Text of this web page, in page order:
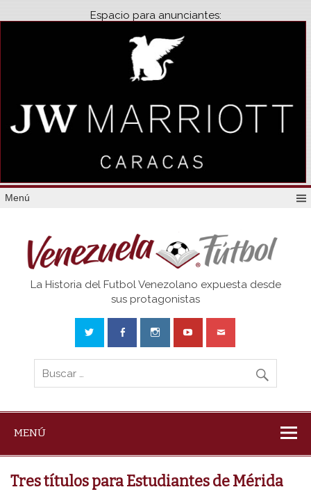
Espacio para anunciantes:
Menú
Venezuela
La Historia del Futbol Venezolano expuesta desde
sus protagonistas
MENÚ
Tres títulos para Estudiantes de Mérida